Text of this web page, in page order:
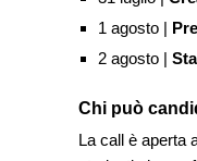
1 agosto |
2 agosto |
Chi può
La call è aperta